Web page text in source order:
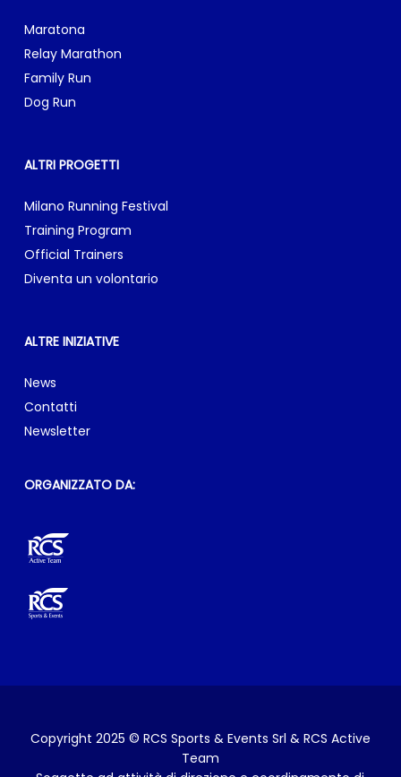
Maratona
Relay Marathon
Family Run
Dog Run
ALTRI PROGETTI
Milano Running Festival
Training Program
Official Trainers
Diventa un volontario
ALTRE INIZIATIVE
News
Contatti
Newsletter
ORGANIZZATO DA:
Copyright 2025 © RCS Sports & Events Srl & RCS Active
Team